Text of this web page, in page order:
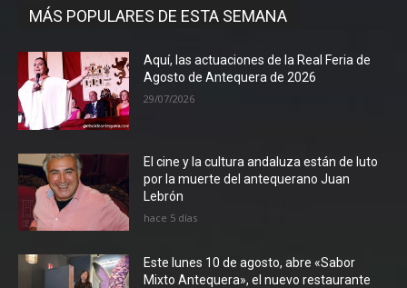
MÁS POPULARES DE ESTA SEMANA
Aquí, las actuaciones de la Real Feria de
Agosto de Antequera de 2026
29/07/2026
El cine y la cultura andaluza están de luto
por la muerte del antequerano Juan
Lebrón
hace 5 días
Este lunes 10 de agosto, abre «Sabor
Mixto Antequera», el nuevo restaurante